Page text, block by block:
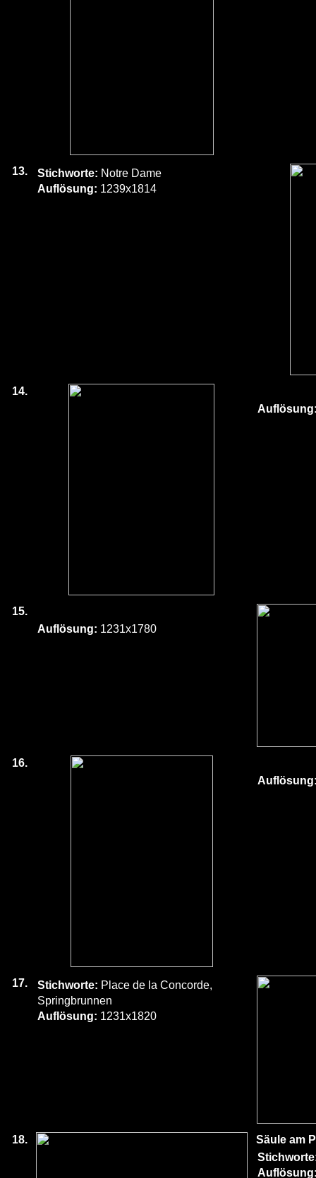
13. Stichworte: Notre Dame
Auflösung: 1239x1814
14.
15.
Auflösung: 1231x1780
16.
17. Stichworte: Place de la Concorde,
Springbrunnen
Auflösung: 1231x1820
18.
Säule am